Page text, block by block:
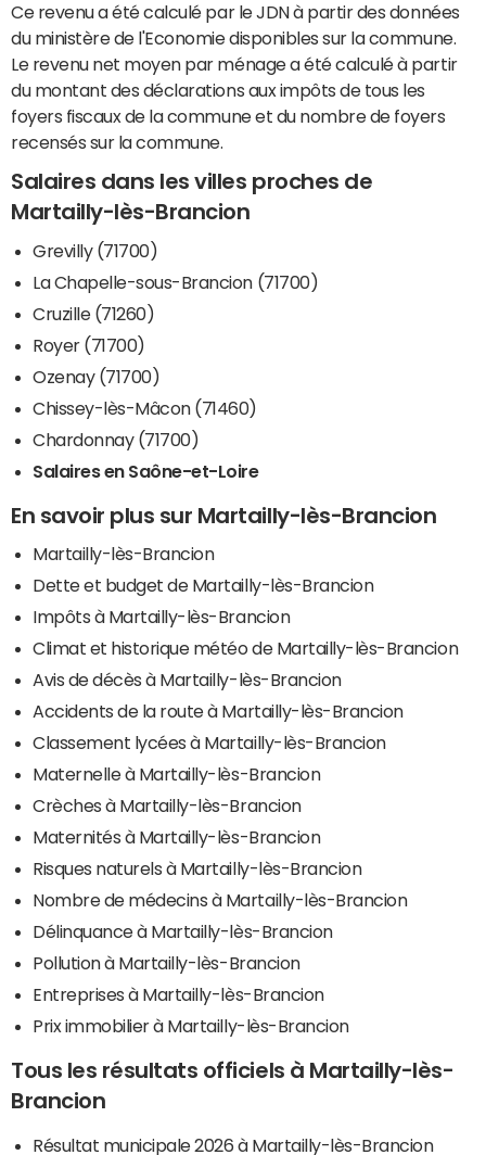
Ce revenu a été calculé par le JDN à partir des données
du ministère de l'Economie disponibles sur la commune.
Le revenu net moyen par ménage a été calculé à partir
du montant des déclarations aux impôts de tous les
foyers fiscaux de la commune et du nombre de foyers
recensés sur la commune.
Salaires dans les villes proches de
Martailly-lès-Brancion
Grevilly (71700)
La Chapelle-sous-Brancion (71700)
Cruzille (71260)
Royer (71700)
Ozenay (71700)
Chissey-lès-Mâcon (71460)
Chardonnay (71700)
Salaires en Saône-et-Loire
En savoir plus sur Martailly-lès-Brancion
Martailly-lès-Brancion
Dette et budget de Martailly-lès-Brancion
Impôts à Martailly-lès-Brancion
Climat et historique météo de Martailly-lès-Brancion
Avis de décès à Martailly-lès-Brancion
Accidents de la route à Martailly-lès-Brancion
Classement lycées à Martailly-lès-Brancion
Maternelle à Martailly-lès-Brancion
Crèches à Martailly-lès-Brancion
Maternités à Martailly-lès-Brancion
Risques naturels à Martailly-lès-Brancion
Nombre de médecins à Martailly-lès-Brancion
Délinquance à Martailly-lès-Brancion
Pollution à Martailly-lès-Brancion
Entreprises à Martailly-lès-Brancion
Prix immobilier à Martailly-lès-Brancion
Tous les résultats officiels à Martailly-lès-
Brancion
Résultat municipale 2026 à Martailly-lès-Brancion